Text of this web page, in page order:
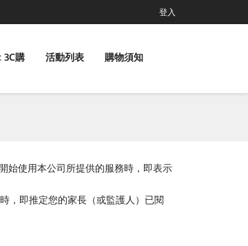
登入
3C購 活動列表 購物須知
始使用本公司所提供的服務時，即表示
，即推定您的家長（或監護人）已閱